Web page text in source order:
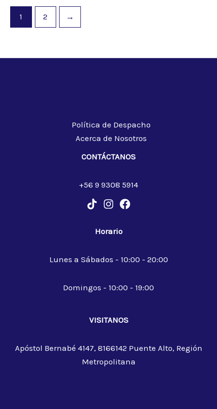
1 2 →
Política de Despacho
Acerca de Nosotros
CONTÁCTANOS
+56 9 9308 5914
Horario
Lunes a Sábados - 10:00 - 20:00
Domingos - 10:00 - 19:00
VISITANOS
Apóstol Bernabé 4147, 8166142 Puente Alto, Región
Metropolitana